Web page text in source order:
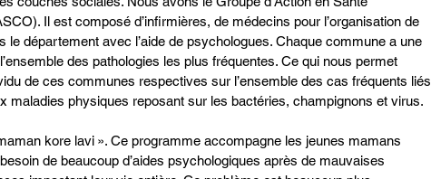
Il est composé d’infirmières, de médecins pour l’organisation de
le département avec l’aide de psychologues. Chaque commune a une
des pathologies les plus fréquentes. Ce qui nous permet
de ces communes respectives sur l’ensemble des cas fréquents liés
maladies physiques reposant sur les bactéries, champignons et virus.
kore lavi ». Ce programme accompagne les jeunes mamans
de beaucoup d’aides psychologiques après de mauvaises